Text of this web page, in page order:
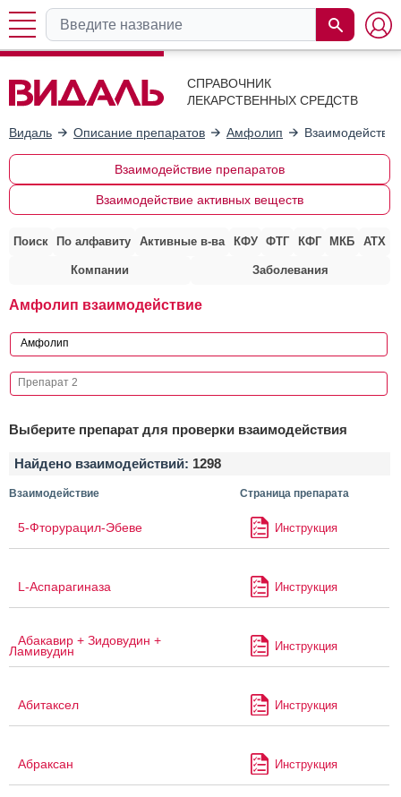
СПРАВОЧНИК
ЛЕКАРСТВЕННЫХ СРЕДСТВ
Видаль Описание препаратов Амфолип
Взаимодействие препаратов
Взаимодействие активных веществ
Поиск По алфавиту Активные в-ва КФУ ФТГ КФГ МКБ АТХ
Компании Заболевания
Амфолип взаимодействие
Выберите препарат для проверки взаимодействия
Найдено взаимодействий: 1298
Взаимодействие Страница препарата
5-Фторурацил-Эбеве Инструкция
L-Аспарагиназа Инструкция
Абакавир + Зидовудин +
Ламивудин Инструкция
Абитаксел Инструкция
Абраксан Инструкция